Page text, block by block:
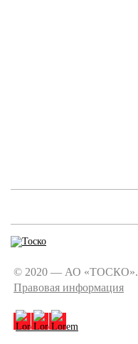
© 2020 — АО «ТОСКО».
Правовая информация